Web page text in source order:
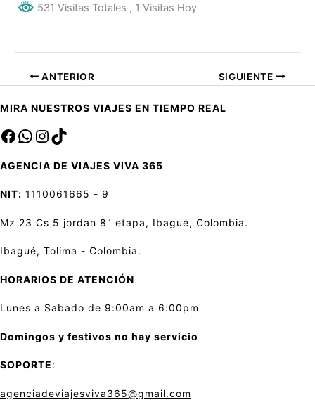
531 Visitas Totales , 1 Visitas Hoy
ANTERIOR SIGUIENTE
MIRA NUESTROS VIAJES EN TIEMPO REAL
Facebook
saInstagram
TikTok
AGENCIA DE VIAJES VIVA 365
NIT: 1110061665 - 9
Mz 23 Cs 5 jordan 8" etapa, Ibagué, Colombia.
Ibagué, Tolima - Colombia.
HORARIOS DE ATENCIÓN
Lunes a Sabado de 9:00am a 6:00pm
Domingos y festivos no hay servicio
SOPORTE:
agenciadeviajesviva365@gmail.com